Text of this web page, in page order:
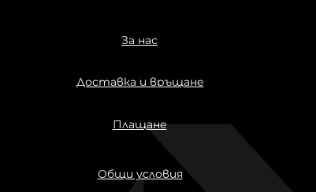
За нас
Доставка и връщане
Плащане
Общи условия